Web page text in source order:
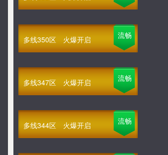
多线350区 火爆开启 流畅
多线347区 火爆开启 流畅
多线344区 火爆开启 流畅